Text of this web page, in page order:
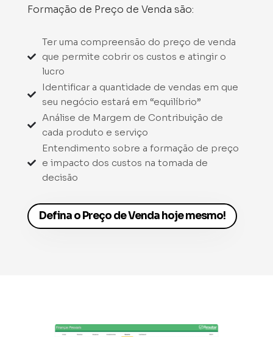
Formação de Preço de Venda são:

Ter uma compreensão do preço de venda
que permite cobrir os custos e atingir o
lucro

Identificar a quantidade de vendas em que
seu negócio estará em “equilíbrio”

Análise de Margem de Contribuição de
cada produto e serviço

Entendimento sobre a formação de preço
e impacto dos custos na tomada de
decisão
Defina o Preço de Venda hoje mesmo!